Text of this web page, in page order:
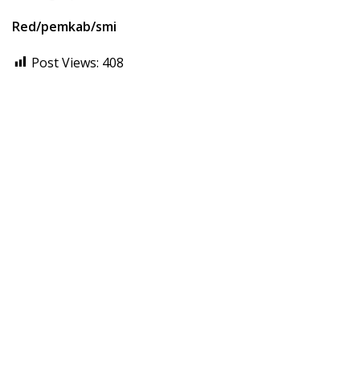
Red/pemkab/smi
Post Views: 408